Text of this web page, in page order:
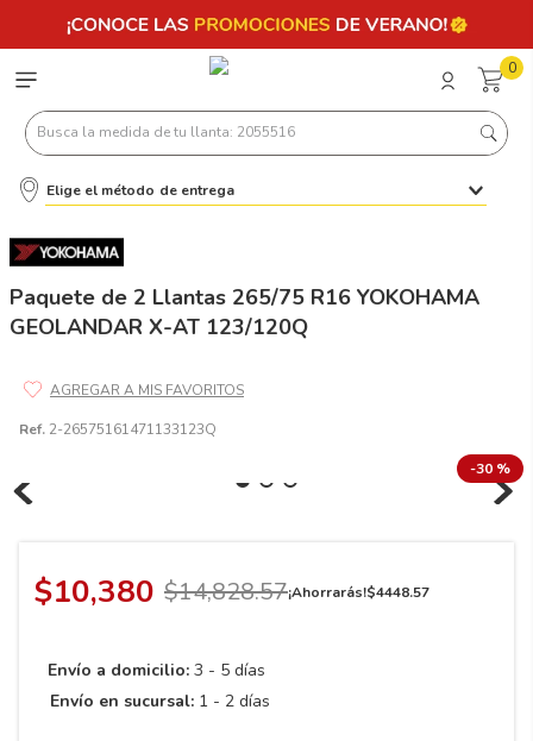
0
Busca la medida de tu llanta: 2055516
Elige el método de entrega
Paquete de 2 Llantas 265/75 R16 YOKOHAMA
GEOLANDAR X-AT 123/120Q
Ref. 2-26575161471133123Q
-30 %
$10,380 $14,828.57¡Ahorrarás!$4448.57
Envío a domicilio: 3 - 5 días
Envío en sucursal: 1 - 2 días
Términos más buscados
.
3. 225
7 245